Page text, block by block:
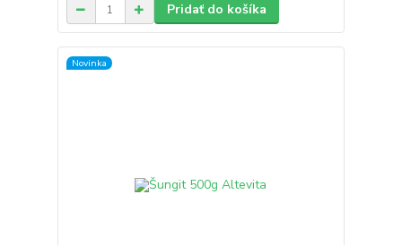
Pridať do košíka
Novinka